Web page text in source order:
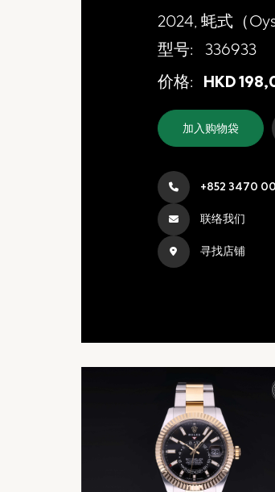
网上商店
香港特别行政区
腕表维修
2024, 蚝式（
型号:
336933
劳力士
价格: HKD
加入购物袋
+852 3470
联络我们
寻找店铺